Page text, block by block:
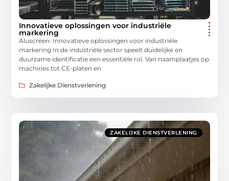
Innovatieve oplossingen voor industriële
markering
Aluscreen: Innovatieve oplossingen voor industriële
markering In de industriële sector speelt duidelijke en
duurzame identificatie een essentiële rol. Van naamplaatjes op
machines tot CE-platen en
Zakelijke Dienstverlening
ZAKELIJKE DIENSTVERLENING